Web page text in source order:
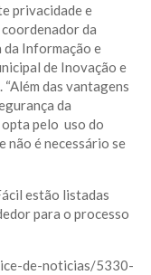
privacidade e
da
Informação e
de Inovação e
das vantagens
da
pelo uso do
não é necessário se
estão listadas
para o processo
de-noticias/5330-